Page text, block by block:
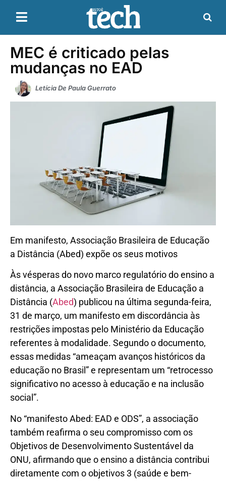
MEC é criticado pelas
mudanças no EAD
Letícia De Paula Guerrato
Em manifesto, Associação Brasileira de Educação
a Distância (Abed) expõe os seus motivos
Às vésperas do novo marco regulatório do ensino a
distância, a Associação Brasileira de Educação a
Distância (Abed) publicou na última segunda-feira,
31 de março, um manifesto em discordância às
restrições impostas pelo Ministério da Educação
referentes à modalidade. Segundo o documento,
essas medidas “ameaçam avanços históricos da
educação no Brasil” e representam um “retrocesso
significativo no acesso à educação e na inclusão
social”.
No “manifesto Abed: EAD e ODS”, a associação
também reafirma o seu compromisso com os
Objetivos de Desenvolvimento Sustentável da
ONU, afirmando que o ensino a distância contribui
diretamente com o objetivos 3 (saúde e bem-